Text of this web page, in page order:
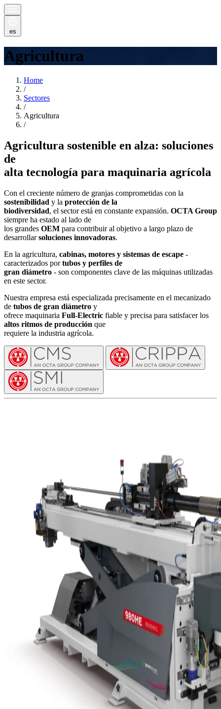
es
Agricultura
Home
/
Sectores
/
Agricultura
/
Agricultura sostenible en alza: soluciones
de
alta tecnología para maquinaria agrícola
Con el creciente número de granjas comprometidas con la
sostenibilidad y la protección de la
biodiversidad, el sector está en constante expansión. OCTA Group
siempre ha estado al lado de
los grandes OEM para contribuir al objetivo a largo plazo de
desarrollarsoluciones innovadoras.
En la agricultura, cabinas, motores y sistemas de escape -
caracterizados portubos y perfiles de
gran diámetro - son componentes clave de las máquinas utilizadas
en este sector.
Nuestra empresa está especializada precisamente en el mecanizado
de tubos de gran diámetro y
ofrece maquinaria Full-Electric fiable y precisa para satisfacer los
altos ritmos de producción que
requiere la industria agrícola.